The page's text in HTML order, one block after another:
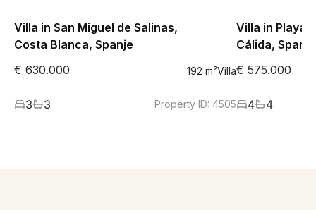
Villa in San Miguel de Salinas,
Costa Blanca, Spanje
€ 630.000
192 m²Villa
3 3 Property ID: 4505
Villa in Playa
Cálida, Spanje
€ 575.000
4 4